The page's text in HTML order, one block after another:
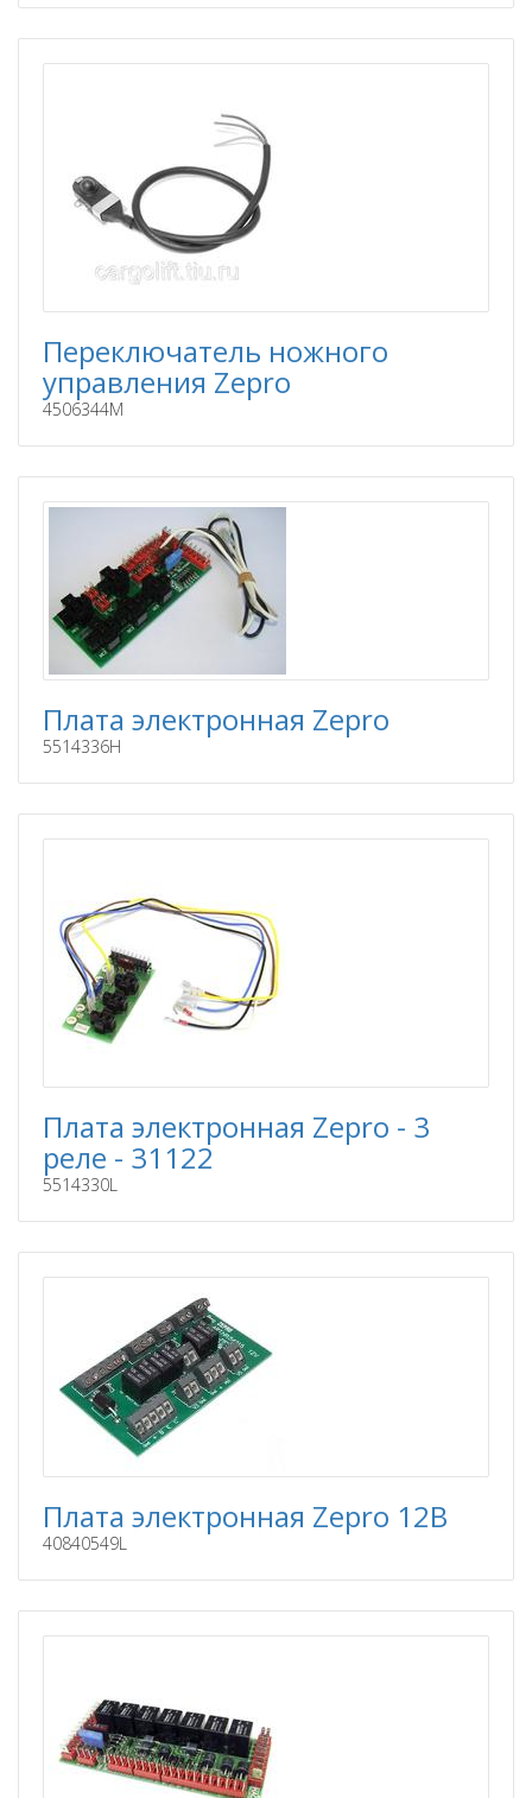
Переключатель ножного
управления Zepro
4506344M
Плата электронная Zepro
5514336H
Плата электронная Zepro - 3
реле - 31122
5514330L
Плата электронная Zepro 12В
40840549L